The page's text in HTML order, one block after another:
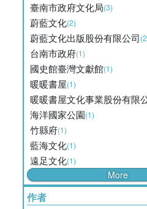
臺南市政府文化局(3)
蔚藍文化(2)
蔚藍文化出版股份有限公司
台南市政府(1)
國史館臺灣文獻館(1)
暖暖書屋(1)
暖暖書屋文化事業股份有限
海洋國家公園(1)
竹縣府(1)
藍海文化(1)
遠足文化(1)
More
作者